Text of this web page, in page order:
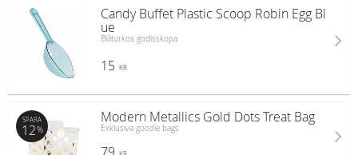
Candy Buffet Plastic Scoop Robin Egg Bl
ue
Blåturkos godisskopa
15 KR
Modern Metallics Gold Dots Treat Bag
Exklusiva goodie bags
SPARA
12%